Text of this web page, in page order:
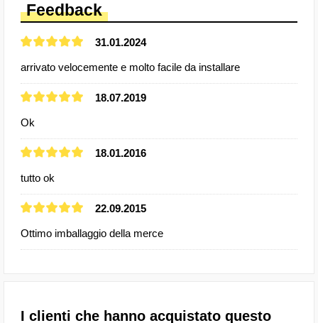
Feedback
31.01.2024
arrivato velocemente e molto facile da installare
18.07.2019
Ok
18.01.2016
tutto ok
22.09.2015
Ottimo imballaggio della merce
I clienti che hanno acquistato questo